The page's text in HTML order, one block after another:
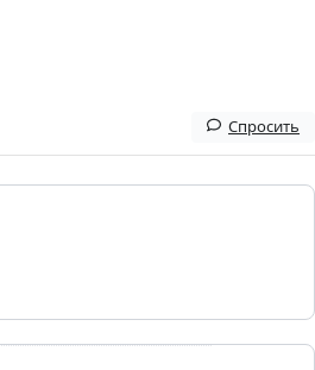
Спросить